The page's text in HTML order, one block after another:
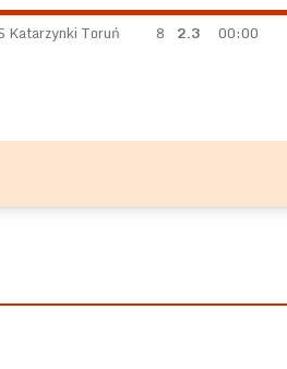
Katarzynki Toruń 8 2.3 00:00